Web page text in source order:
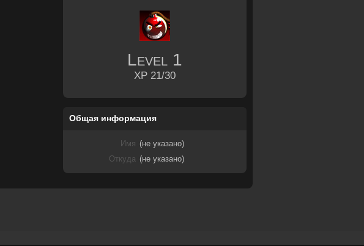
Level 1
XP 21/30
Общая информация
Имя (не указано)
Откуда (не указано)